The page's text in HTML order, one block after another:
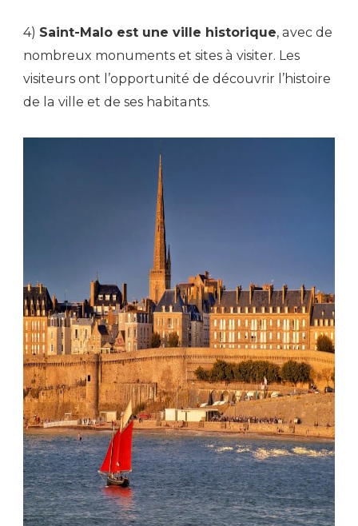
4) Saint-Malo est une ville historique, avec de
nombreux monuments et sites à visiter. Les
visiteurs ont l’opportunité de découvrir l’histoire
de la ville et de ses habitants.